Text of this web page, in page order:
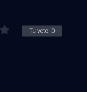
Tu voto: 0